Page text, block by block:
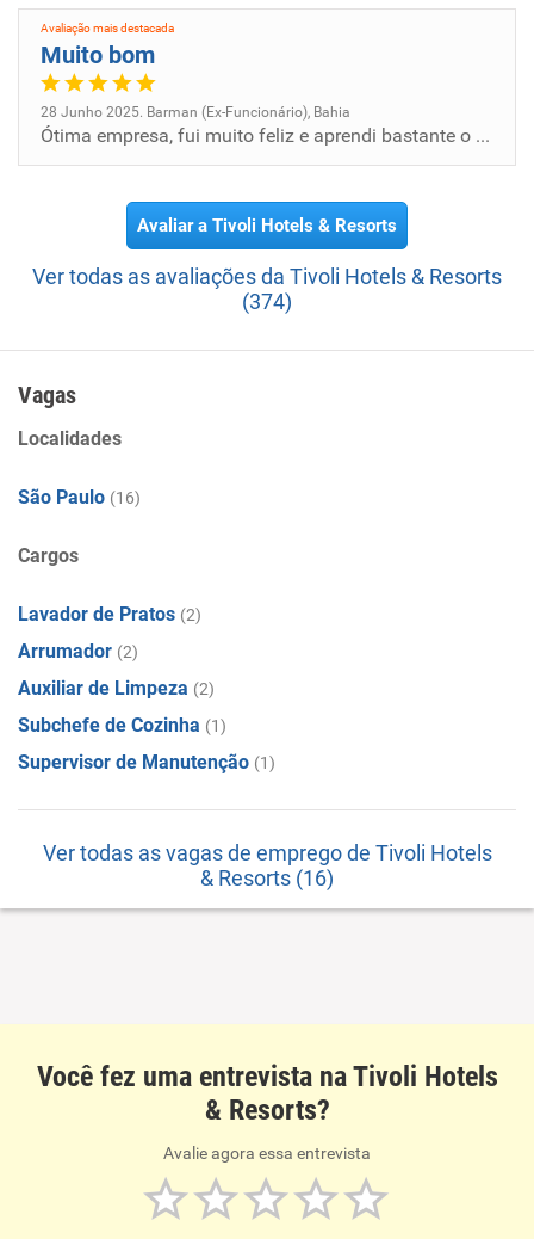
Avaliação mais destacada
Muito bom
28 Junho 2025. Barman (Ex-Funcionário), Bahia
Ótima empresa, fui muito feliz e aprendi bastante o tempo que trabalhei.
Avaliar a Tivoli Hotels & Resorts
Ver todas as avaliações da Tivoli Hotels & Resorts
(374)
Vagas
Localidades
São Paulo (16)
Cargos
Lavador de Pratos (2)
Arrumador (2)
Auxiliar de Limpeza (2)
Subchefe de Cozinha (1)
Supervisor de Manutenção (1)
Ver todas as vagas de emprego de Tivoli Hotels
& Resorts (16)
Você fez uma entrevista na Tivoli Hotels
& Resorts?
Avalie agora essa entrevista